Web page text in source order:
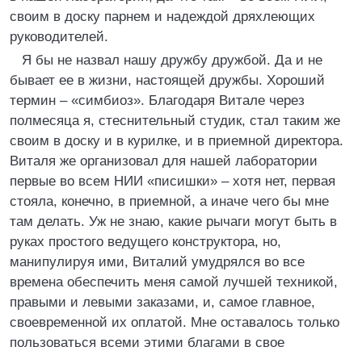
своим в доску парнем и надеждой дряхлеющих
руководителей.
Я бы не назвал нашу дружбу дружбой. Да и не
бывает ее в жизни, настоящей дружбы. Хороший
термин – «симбиоз». Благодаря Витале через
полмесяца я, стеснительный студик, стал таким же
своим в доску и в курилке, и в приемной директора.
Виталя же организовал для нашей лаборатории
первые во всем НИИ «писишки» – хотя нет, первая
стояла, конечно, в приемной, а иначе чего бы мне
там делать. Уж не знаю, какие рычаги могут быть в
руках простого ведущего конструктора, но,
манипулируя ими, Виталий умудрялся во все
времена обеспечить меня самой лучшей техникой,
правыми и левыми заказами, и, самое главное,
своевременной их оплатой. Мне оставалось только
пользоваться всеми этими благами в свое